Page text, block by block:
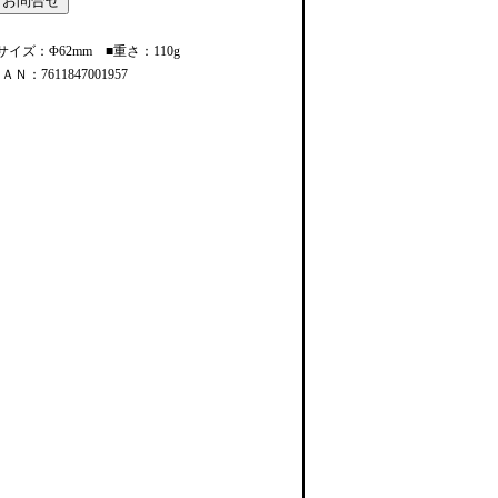
イズ：Φ62mm ■重さ：110g
Ｎ：7611847001957